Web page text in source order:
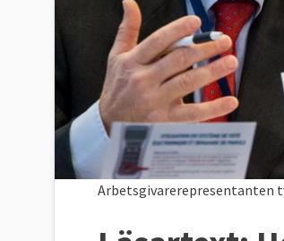
Arbetsgivarerepresentanten